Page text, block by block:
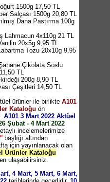
179 TL
159 TL
179 TL
139 TL
Seti 39,95 TL
420ml 27,50 TL
26cm 199,95 TL
24cm 199,95 TL
129,95 TL
Tabağı 33cm 27,50 TL
32cm 27,50 TL
27cm 27,50 TL
Tabağı 20cm 12,50 TL
Kase 16cm 12,50 TL
Kabı Seti 3'lü 39,95 TL
49,95 TL
TL
Şişesi 12,95 TL
TL
TL
/ Orkide 59,95 TL
16,95 TL
/ Sukulent 13,95 TL
Litre 9,95 TL
999,95 TL
1500g 17,50 TL
Salçası 1500g 20,80 TL
Dana Pastırma 100g
Lahmacun 4x110g 21 TL
20x5g 9,95 TL
Tozu 20x10g 9,95
Çikolata Soslu
TL
200g 8,90 TL
Çeşitleri 14,50 TL
Tutucu 19,95 TL
Siyah Zeytin 900g
üzeri alışverişlerde
Zeytinyağı 500ml
üzeri alışverişlerde
ürünler ile birlikte A101
Kataloğu ön
A101 3 Mart 2022 Aktüel
Şubat - 4 Mart 2022
incelemelerimize
başlığı altından
için yayınlanacak olan
Ürünler Kataloğu
ulaşabilirsiniz.
4 Mart, 5 Mart, 6 Mart,
tarihlerinde geçerlidir. 10